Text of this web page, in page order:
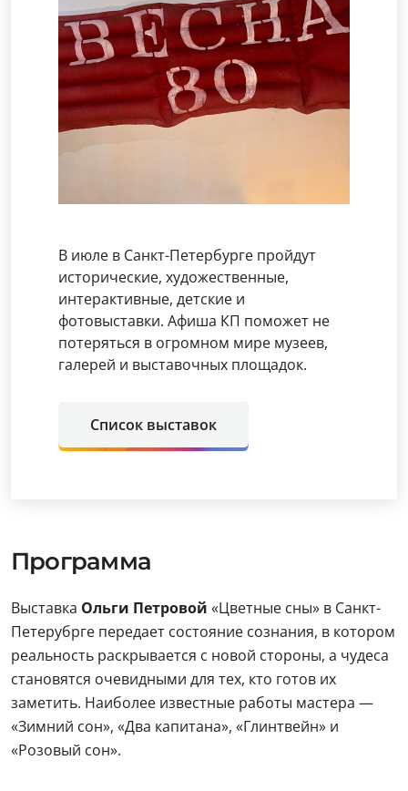
В июле в Санкт-Петербурге пройдут
исторические, художественные,
интерактивные, детские и
фотовыставки. Афиша КП поможет не
потеряться в огромном мире музеев,
галерей и выставочных площадок.
Список выставок
Программа
Выставка Ольги Петровой «Цветные сны» в Санкт-
Петерубрге передает состояние сознания, в котором
реальность раскрывается с новой стороны, а чудеса
становятся очевидными для тех, кто готов их
заметить. Наиболее известные работы мастера —
«Зимний сон», «Два капитана», «Глинтвейн» и
«Розовый сон».